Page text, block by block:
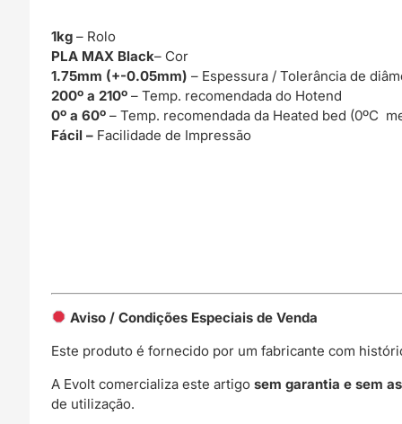
1kg – Rolo
PLA MAX Black– Cor
1.75mm (+-0.05mm)– Espessura / Tolerância de
200º a 210º– Temp. recomendada do Hotend
0º a 60º– Temp. recomendada da Heated bed (0ºC
Fácil – Facilidade de Impressão
Aviso / Condições Especiais de Venda
Este produto é fornecido por um fabricante com
A Evolt comercializa este artigosem garantia e sem
de utilização.